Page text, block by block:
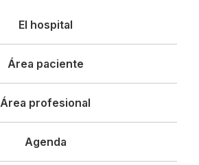
El hospital
Área paciente
Área profesional
Agenda